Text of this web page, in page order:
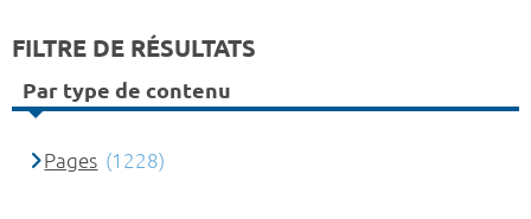
FILTRE DE RÉSULTATS
Par type de contenu
Pages (1228)